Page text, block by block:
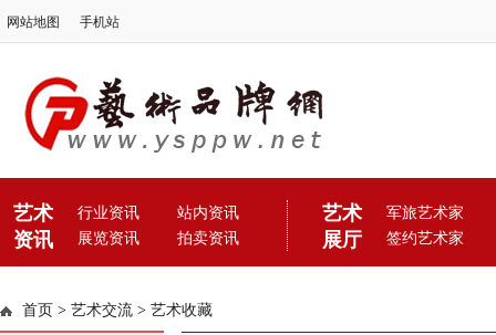
网站地图 手机站
艺术
资讯
行业资讯
站内资讯
展览资讯
拍卖资讯
艺术
展厅
军旅艺术家
签约艺术家
首页 > 艺术交流 > 艺术收藏